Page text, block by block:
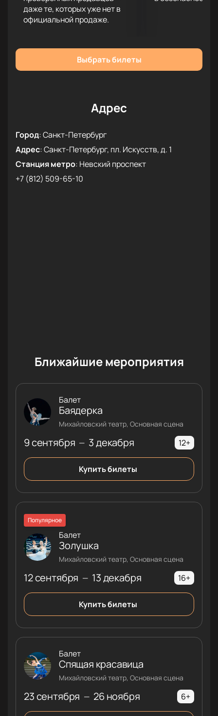
и прозвучит этот прекрасный концерт!
Купить билеты на камерный концерт в честь
даже те, которых уже нет в
официальной продаже.
Выбрать билеты
Адрес
Город:Санкт-Петербург
Адрес:Санкт-Петербург, пл. Искусств, д. 1
Станция метро: Невский проспект
+7 (812) 509-65-10
Ближайшие мероприятия
9 сентября — 3 декабря
Балет
Баядерка
Михайловский театр, Основная сцена
12+
Купить билеты
Популярное
12 сентября — 13 декабря
Балет
Золушка
Михайловский театр, Основная сцена
16+
Купить билеты
23 сентября — 26 ноября
Балет
Спящая красавица
Михайловский театр, Основная сцена
6+